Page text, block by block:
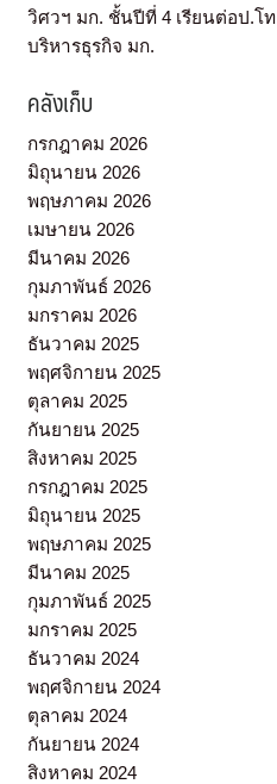
วิศวฯ มก. ชั้นปีที่ 4 เรียนต่อป.โท
บริหารธุรกิจ มก.
คลังเก็บ
กรกฎาคม 2026
มิถุนายน 2026
พฤษภาคม 2026
เมษายน 2026
มีนาคม 2026
กุมภาพันธ์ 2026
มกราคม 2026
ธันวาคม 2025
พฤศจิกายน 2025
ตุลาคม 2025
กันยายน 2025
สิงหาคม 2025
กรกฎาคม 2025
มิถุนายน 2025
พฤษภาคม 2025
มีนาคม 2025
กุมภาพันธ์ 2025
มกราคม 2025
ธันวาคม 2024
พฤศจิกายน 2024
ตุลาคม 2024
กันยายน 2024
สิงหาคม 2024